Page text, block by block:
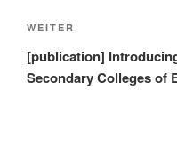
Nächster
Beitrag
WEITER
[publication]
Secondary Colleges of